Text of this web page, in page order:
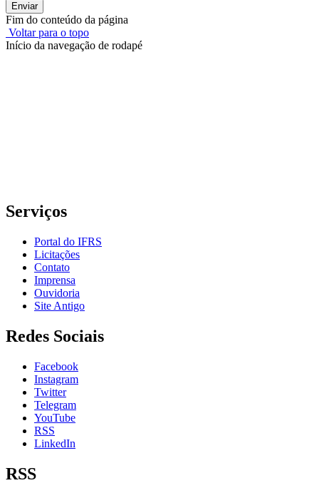
Enviar
Fim do conteúdo da página
Voltar para o topo
Início da navegação de rodapé
Serviços
Portal do IFRS
Licitações
Contato
Imprensa
Ouvidoria
Site Antigo
Redes Sociais
Facebook
Instagram
Twitter
Telegram
YouTube
RSS
LinkedIn
RSS